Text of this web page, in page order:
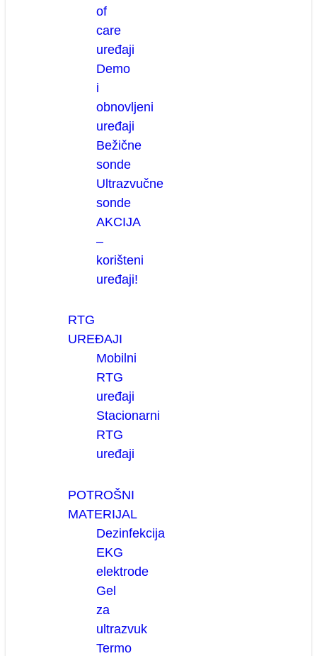
of
care
uređaji
Demo
i
obnovljeni
uređaji
Bežične
sonde
Ultrazvučne
sonde
AKCIJA
–
korišteni
uređaji!
RTG
UREĐAJI
Mobilni
RTG
uređaji
Stacionarni
RTG
uređaji
POTROŠNI
MATERIJAL
Dezinfekcija
EKG
elektrode
Gel
za
ultrazvuk
Termo